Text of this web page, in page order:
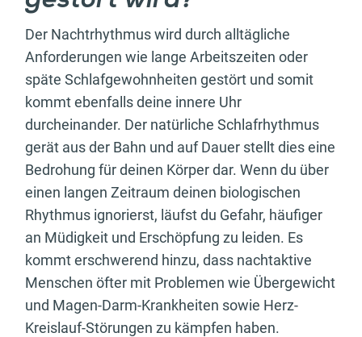
Der Nachtrhythmus wird durch alltägliche
Anforderungen wie lange Arbeitszeiten oder
späte Schlafgewohnheiten gestört und somit
kommt ebenfalls deine innere Uhr
durcheinander. Der natürliche Schlafrhythmus
gerät aus der Bahn und auf Dauer stellt dies eine
Bedrohung für deinen Körper dar. Wenn du über
einen langen Zeitraum deinen biologischen
Rhythmus ignorierst, läufst du Gefahr, häufiger
an Müdigkeit und Erschöpfung zu leiden. Es
kommt erschwerend hinzu, dass nachtaktive
Menschen öfter mit Problemen wie Übergewicht
und Magen-Darm-Krankheiten sowie Herz-
Kreislauf-Störungen zu kämpfen haben.